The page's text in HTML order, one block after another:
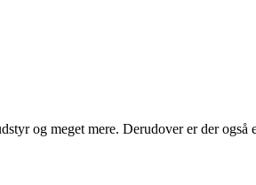
og meget mere. Derudover er der også